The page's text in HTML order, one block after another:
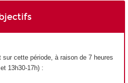
sur cette période, à raison de 7 heures
13h30-17h) :